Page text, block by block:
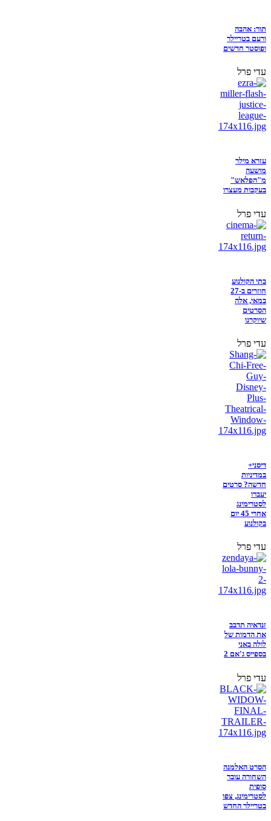
תור: אהבה
ורעם בטריילר
ופוסטר חדשים
עדי פרל
עזרא מילר
מושעה
מ"הפלאש"
בעקבות מעצרו
עדי פרל
בתי הקולנוע
חוזרים ב-27
במאי, אלה
הסרטים
שיוקרנו
עדי פרל
דיסני+
במדיניות
חדשה? סרטים
יעברו
לסטרימינג
אחרי 45 יום
בקולנוע
עדי פרל
זנדאיה תדבב
את הדמות של
לולה באני
בספייס ג'אם 2
עדי פרל
הסרט האלמנה
השחורה עובר
סופית
לסטרימינג, צפו
בטריילר החדש